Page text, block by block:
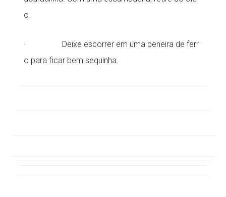
o.
· Deixe escorrer em uma peneira de ferr
o para ficar bem sequinha.